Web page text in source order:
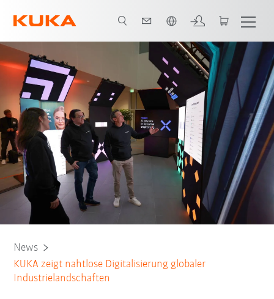
News
KUKA zeigt nahtlose Digitalisierung globaler
Industrielandschaften